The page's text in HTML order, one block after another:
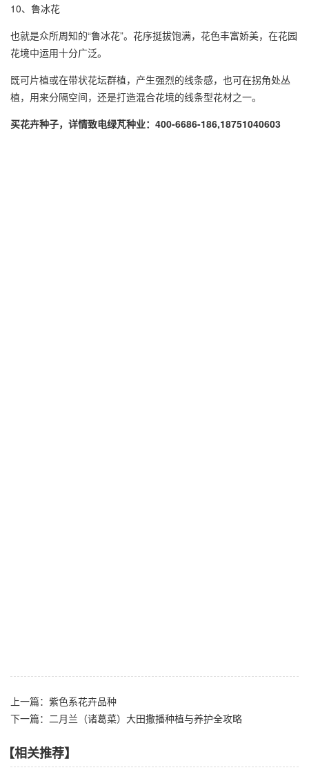
10、鲁冰花
也就是众所周知的“鲁冰花”。花序挺拔饱满，花色丰富娇美，在花园
花境中运用十分广泛。
既可片植或在带状花坛群植，产生强烈的线条感，也可在拐角处丛
植，用来分隔空间，还是打造混合花境的线条型花材之一。
买花卉种子，详情致电绿芃种业：400-6686-186,18751040603
上一篇：紫色系花卉品种
下一篇：二月兰（诸葛菜）大田撒播种植与养护全攻略
【相关推荐】